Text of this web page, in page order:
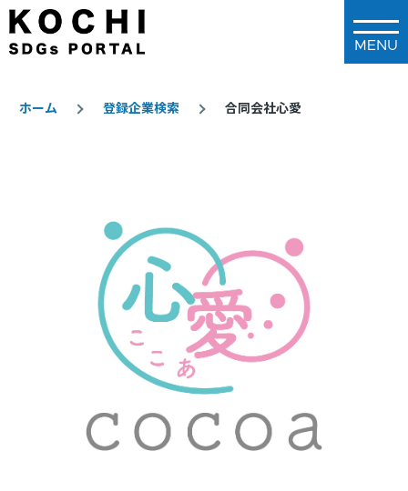
メインコンテンツに移動
ホーム 登録企業検索 合同会社心愛